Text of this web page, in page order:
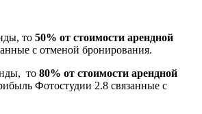
то 50% от стоимости арендной
с отменой бронирования.
то 80% от стоимости арендной
Фотостудии 2.8 связанные с